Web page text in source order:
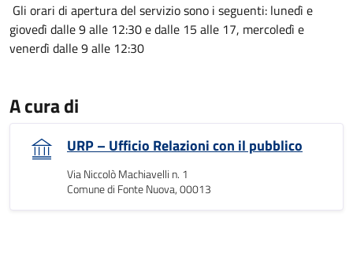
Gli orari di apertura del servizio sono i seguenti: lunedì e
giovedì dalle 9 alle 12:30 e dalle 15 alle 17, mercoledì e
venerdì dalle 9 alle 12:30
A cura di
URP – Ufficio Relazioni con il pubblico
Via Niccolò Machiavelli n. 1
Comune di Fonte Nuova, 00013